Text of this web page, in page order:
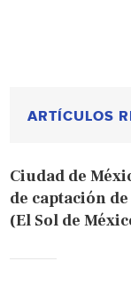
ARTÍCULOS
Ciudad de
de captación
(El Sol de